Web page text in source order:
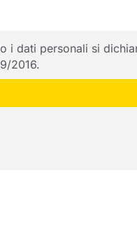
i dati personali si
2016.